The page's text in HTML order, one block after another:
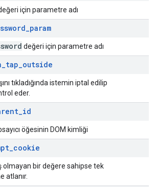
için parametre adı
_param
değeri için parametre adı
_tap_outside
tıkladığında istemin iptal edilip
eder.
_id
öğesinin DOM kimliği
_cookie
olmayan bir değere sahipse tek
atlanır.